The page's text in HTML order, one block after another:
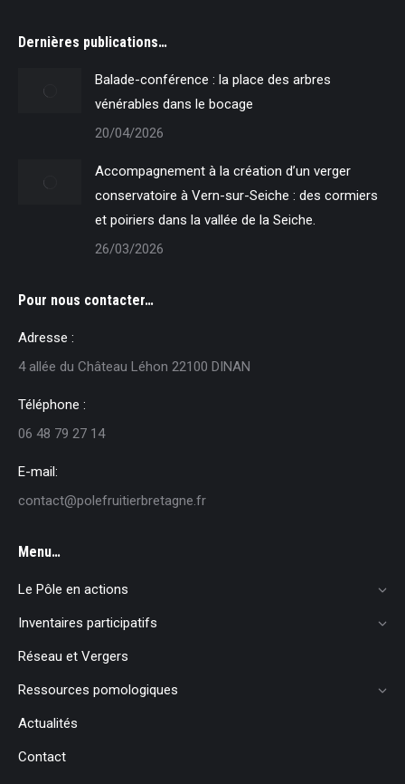
Dernières publications…
Balade-conférence : la place des arbres
vénérables dans le bocage
20/04/2026
Accompagnement à la création d’un verger
conservatoire à Vern-sur-Seiche : des cormiers
et poiriers dans la vallée de la Seiche.
26/03/2026
Pour nous contacter…
Adresse :
4 allée du Château Léhon 22100 DINAN
Téléphone :
06 48 79 27 14
E-mail:
contact@polefruitierbretagne.fr
Menu…
Le Pôle en actions
Inventaires participatifs
Réseau et Vergers
Ressources pomologiques
Actualités
Contact